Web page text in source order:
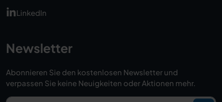
LinkedIn
Newsletter
Abonnieren Sie den kostenlosen Newsletter und
verpassen Sie keine Neuigkeiten oder Aktionen mehr.